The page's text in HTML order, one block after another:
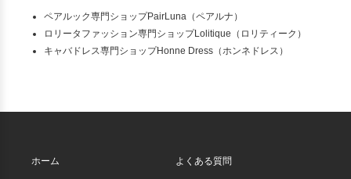
ペアルック専門ショップPairLuna（ペアルナ）
ロリータファッション専門ショップLolitique（ロリティーク）
キャバドレス専門ショップHonne Dress（ホンネドレス）
ホーム よくある質問